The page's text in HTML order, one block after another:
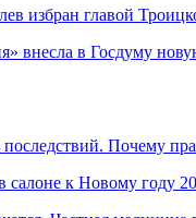
избран главой
внесла в Госдуму
Почему
к Новому году